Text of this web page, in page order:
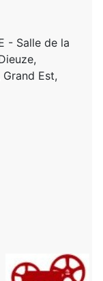
- Salle de la
Est,